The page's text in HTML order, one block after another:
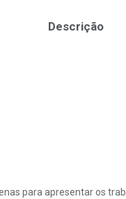
Descrição
para apresentar os